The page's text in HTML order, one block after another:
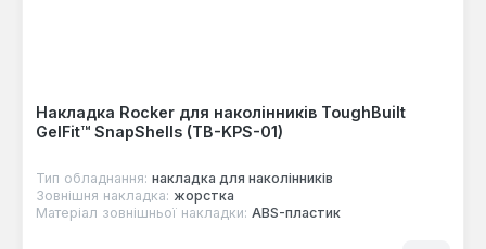
Накладка Rocker для наколінників ToughBuilt
GelFit™ SnapShells (TB-KPS-01)
Тип обладнання: накладка для наколінників
Зовнішня накладка: жорстка
Матеріал зовнішньої накладки: ABS-пластик